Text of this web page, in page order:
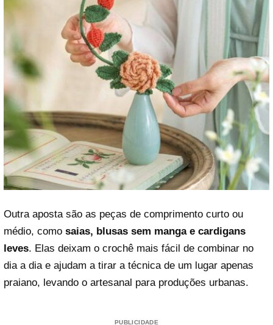
Outra aposta são as peças de comprimento curto ou
médio, como saias, blusas sem manga e cardigans
leves. Elas deixam o crochê mais fácil de combinar no
dia a dia e ajudam a tirar a técnica de um lugar apenas
praiano, levando o artesanal para produções urbanas.
PUBLICIDADE